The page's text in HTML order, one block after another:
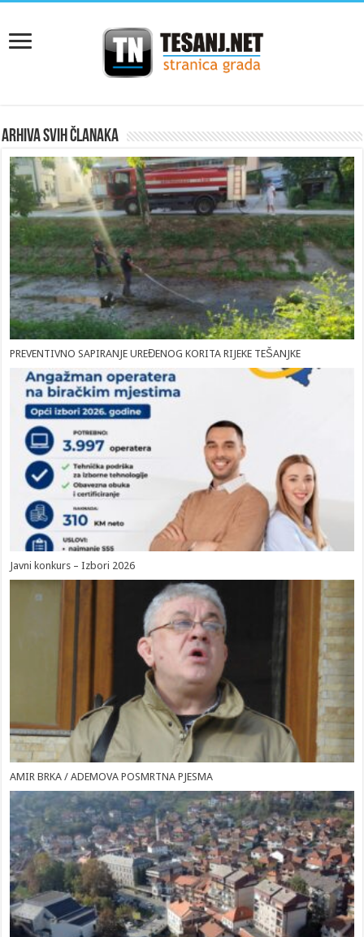
Arhiva svih članaka
PREVENTIVNO SAPIRANJE UREĐENOG KORITA RIJEKE TEŠANJKE
Javni konkurs – Izbori 2026
AMIR BRKA / ADEMOVA POSMRTNA PJESMA